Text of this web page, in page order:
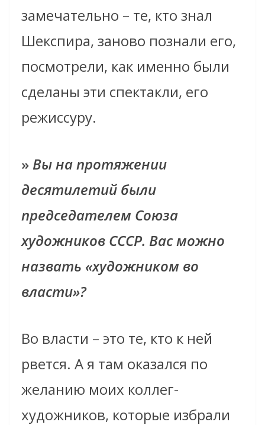
замечательно – те, кто знал
Шекспира, заново познали его,
посмотрели, как именно были
сделаны эти спектакли, его
режиссуру.
» Вы на протяжении
десятилетий были
председателем Союза
художников СССР. Вас можно
назвать «художником во
власти»?
Во власти – это те, кто к ней
рвется. А я там оказался по
желанию моих коллег-
художников, которые избрали